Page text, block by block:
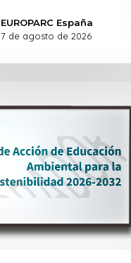
EUROPARC España
7 de agosto de 2026